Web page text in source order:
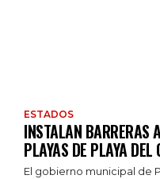
ESTADOS
INSTALAN BARRERAS
PLAYAS DE PLAYA DEL
El gobierno municipal de